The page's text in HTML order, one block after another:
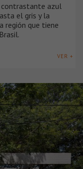
contrastante azul
el gris y la
región que tiene
VER +